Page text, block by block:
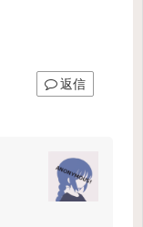
返信